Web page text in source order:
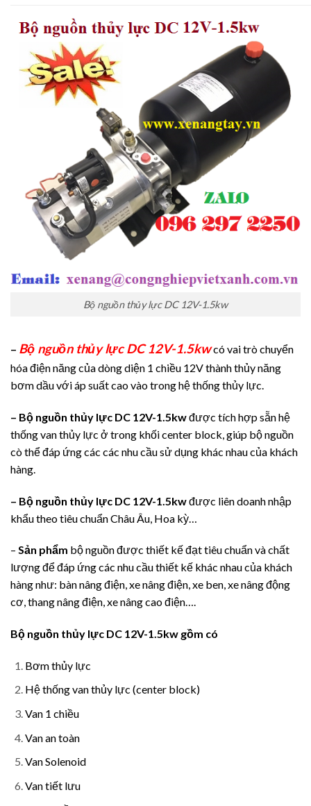
Bộ nguồn thủy lực DC 12V-1.5kw
– Bộ nguồn thủy lực DC 12V-1.5kwcó vai trò chuyển
hóa điện năng của dòng diện 1 chiều 12V thành thủy năng
bơm dầu với áp suất cao vào trong hệ thống thủy lực.
– Bộ nguồn thủy lực DC 12V-1.5kwđược tích hợp sẵn hệ
thống van thủy lực ở trong khối center block, giúp bộ nguồn
cò thể đáp ứng các các nhu cầu sử dụng khác nhau của khách
hàng.
– Bộ nguồn thủy lực DC 12V-1.5kwđược liên doanh nhập
khẩu theo tiêu chuẩn Châu Âu, Hoa kỳ…
– Sản phẩm bộ nguồn được thiết kế đạt tiêu chuẩn và chất
lượng để đáp ứng các nhu cầu thiết kế khác nhau của khách
hàng như: bàn nâng điện, xe nâng điện, xe ben, xe nâng động
cơ, thang nâng điện, xe nâng cao điện….
Bộ nguồn thủy lực DC 12V-1.5kw gồm có
Bơm thủy lực
Hệ thống van thủy lực (center block)
Van 1 chiều
Van an toàn
Van Solenoid
Van tiết lưu